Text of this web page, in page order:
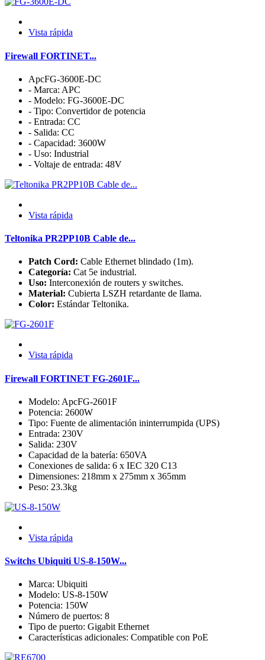
Vista rápida
Firewall FORTINET...
ApcFG-3600E-DC
- Marca: APC
- Modelo: FG-3600E-DC
- Tipo: Convertidor de potencia
- Entrada: CC
- Salida: CC
- Capacidad: 3600W
- Uso: Industrial
- Voltaje de entrada: 48V
Vista rápida
Teltonika PR2PP10B Cable de...
Patch Cord: Cable Ethernet blindado (1m).
Categoría: Cat 5e industrial.
Uso: Interconexión de routers y switches.
Material: Cubierta LSZH retardante de llama.
Color: Estándar Teltonika.
Vista rápida
Firewall FORTINET FG-2601F...
Modelo: ApcFG-2601F
Potencia: 2600W
Tipo: Fuente de alimentación ininterrumpida (UPS)
Entrada: 230V
Salida: 230V
Capacidad de la batería: 650VA
Conexiones de salida: 6 x IEC 320 C13
Dimensiones: 218mm x 275mm x 365mm
Peso: 23.3kg
Vista rápida
Switchs Ubiquiti US-8-150W...
Marca: Ubiquiti
Modelo: US-8-150W
Potencia: 150W
Número de puertos: 8
Tipo de puerto: Gigabit Ethernet
Características adicionales: Compatible con PoE